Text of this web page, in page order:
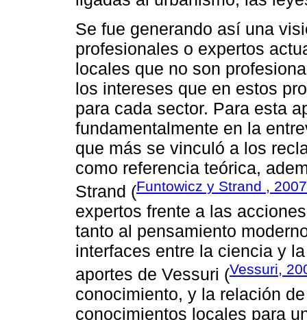
Se fue generando así una
profesionales o expertos
locales que no son
los intereses que en estos
para cada sector. Para esta
fundamentalmente en la
que más se vinculó a los
como referencia teórica,
Strand (Funtowicz y Strand , 2007
expertos frente a las
tanto al pensamiento
interfaces entre la ciencia y
aportes de Vessuri (Vessuri,
conocimiento, y la relación
conocimientos locales para